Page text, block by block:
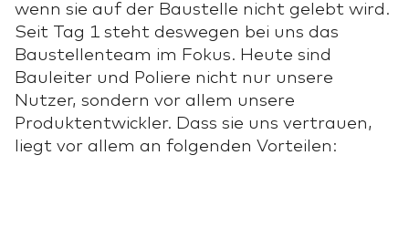
wenn sie auf der Baustelle nicht gelebt wird.
Seit Tag 1 steht deswegen bei uns das
Baustellenteam im Fokus. Heute sind
Bauleiter und Poliere nicht nur unsere
Nutzer, sondern vor allem unsere
Produktentwickler. Dass sie uns vertrauen,
liegt vor allem an folgenden Vorteilen: